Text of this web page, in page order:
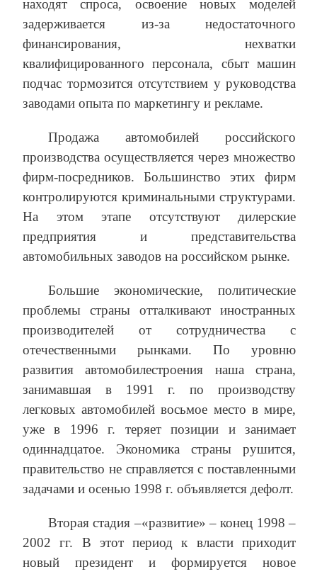
находят спроса, освоение новых моделей
задерживается из-за недостаточного
финансирования, нехватки
квалифицированного персонала, сбыт машин
подчас тормозится отсутствием у руководства
заводами опыта по маркетингу и рекламе.
Продажа автомобилей российского
производства осуществляется через множество
фирм-посредников. Большинство этих фирм
контролируются криминальными структурами.
На этом этапе отсутствуют дилерские
предприятия и представительства
автомобильных заводов на российском рынке.
Большие экономические, политические
проблемы страны отталкивают иностранных
производителей от сотрудничества с
отечественными рынками. По уровню
развития автомобилестроения наша страна,
занимавшая в 1991 г. по производству
легковых автомобилей восьмое место в мире,
уже в 1996 г. теряет позиции и занимает
одиннадцатое. Экономика страны рушится,
правительство не справляется с поставленными
задачами и осенью 1998 г. объявляется дефолт.
Вторая стадия –«развитие» – конец 1998 –
2002 гг. В этот период к власти приходит
новый президент и формируется новое